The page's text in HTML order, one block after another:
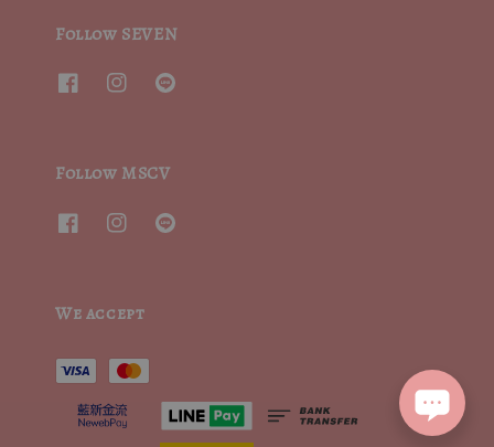
Follow SEVEN
Follow MSCV
We accept